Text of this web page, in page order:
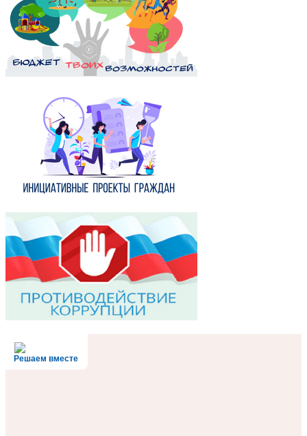
Решаем вместе